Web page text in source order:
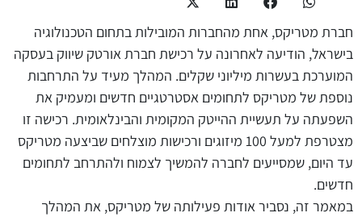
חברת מטריקס, אחת מהחברות המובילות בתחום הטכנולוגיה
בישראל, הודיעה לאחרונה על רכישת חברת אורטק שיווק בעסקה
המוערכת בעשרות מיליוני שקלים. המהלך מעיד על התרחבות
נוספת של מטריקס לתחומים אסטרטגיים חדשים ומעמיק את
השפעתה על תעשיית ההייטק המקומית והבינלאומית. רכישה זו
מצטרפת למעל 100 מיזוגים ורכישות מוצלחים שביצעה מטריקס
עד היום, שמסייעים לחברה להמשיך לצמוח ולהתרחב לתחומים
חדשים.
במאמר זה, נסביר אודות פעילותה של מטריקס, את המהלך